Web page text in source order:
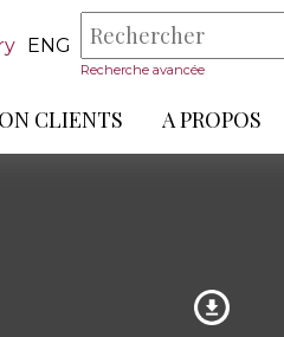
ENG
Recherche avancée
CLIENTS A PROPOS